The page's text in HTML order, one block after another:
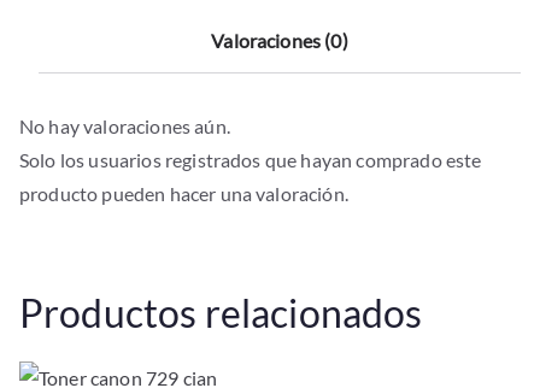
Valoraciones (0)
No hay valoraciones aún.
Solo los usuarios registrados que hayan comprado este
producto pueden hacer una valoración.
Productos relacionados